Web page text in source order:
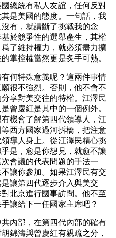
總統有私人友誼，任何反對
是美國的態度。一句話，我
有，就請斷了挑戰我的念
於競爭性的選舉產生，其權
了維持權力，就必須盡力擴
掌控權當然更是炙手可熱。
特殊意義呢？這兩件事情
很不強烈。否則，他不會不
享對美交往的特權。江澤民
曾慶紅是其中的一個例外。
機會了解第四代領導人，江
西方國家過河拆橋，把注意
導人身上。從江澤民精心挑
是，愈是你想見，就愈不讓
會議的代表問題的手法一
讓你參加。如果江澤民有交
讓第四代逐步介入與美交
北京進行國事訪問。他不至
讓給下一任國家主席吧？
部，在第四代內部的確有
錦濤與曾慶紅有親疏之分，